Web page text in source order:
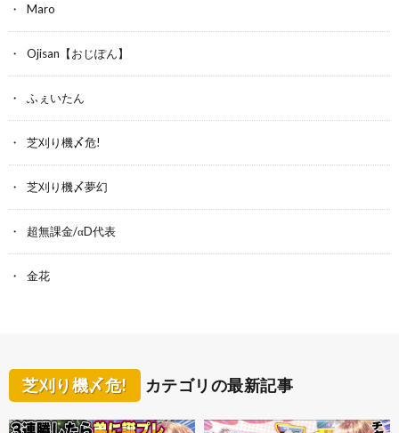
Maro
Ojisan【おじぽん】
ふぇいたん
芝刈り機〆危!
芝刈り機〆夢幻
超無課金/αD代表
金花
芝刈り機〆危! カテゴリの最新記事